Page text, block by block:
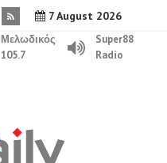
7 August 2026
Μελωδικός
105.7
Super88
Radio